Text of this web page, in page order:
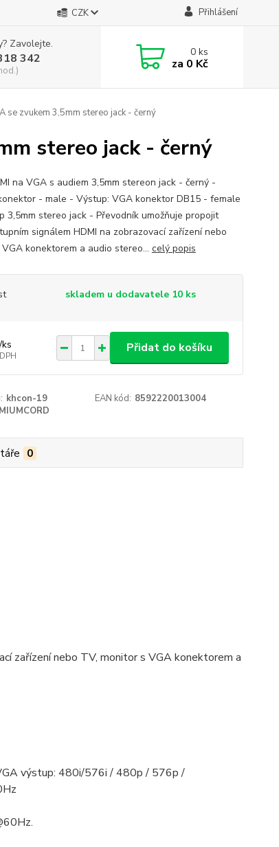
CZK Přihlášení
Zavolejte.
342 0ks
za 0 Kč
se zvukem 3,5mm stereo jack - černý
stereo jack - černý
na VGA s audiem 3,5mm stereon jack - černý -
- male - Výstup: VGA konektor DB15 - female
3,5mm stereo jack - Převodník umožňuje propojit
signálem HDMI na zobrazovací zařízení nebo
konektorem a audio stereo... celý popis
skladem u dodavatele 10 ks
ks Přidat do košíku
khcon-19 EAN kód: 8592220013004
0
zařízení nebo TV, monitor s VGA konektorem a
výstup: 480i/576i / 480p / 576p /